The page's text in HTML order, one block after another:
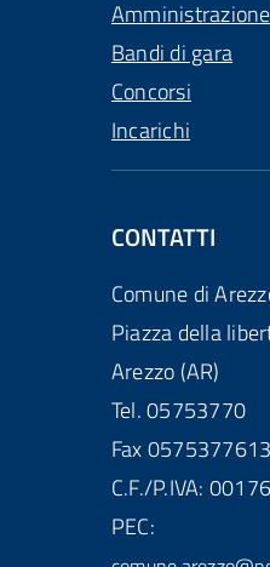
Bandi di gara
Concorsi
Incarichi
CONTATTI
Comune di
Piazza della
Arezzo (AR)
Tel. 05753770
Fax 0575377613
C.F./P.IVA:
PEC: